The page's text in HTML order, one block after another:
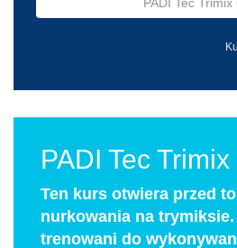
PADI Tec
Ten kurs otwiera przed
nurkowania na
trenowani do